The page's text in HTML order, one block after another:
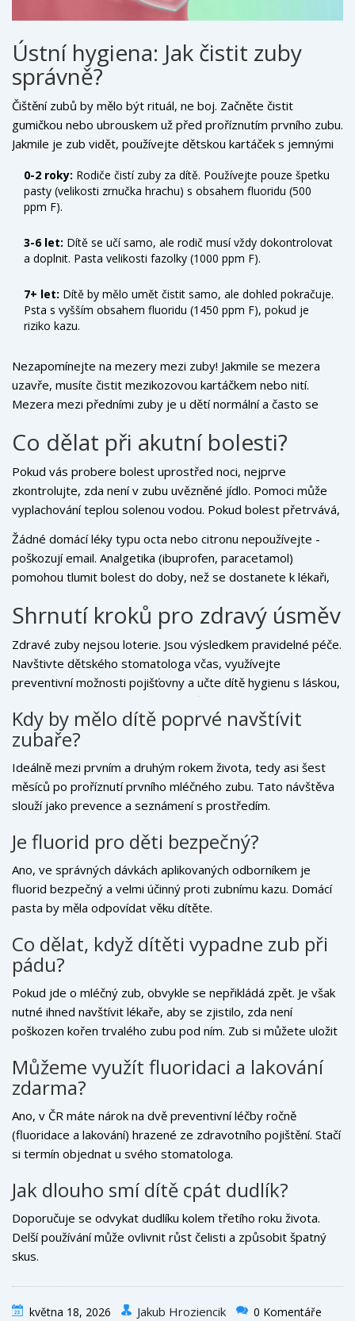
Ústní hygiena: Jak čistit zuby
správně?
Čištění zubů by mělo být rituál, ne boj. Začněte čistit
gumičkou nebo ubrouskem už před proříznutím prvního zubu.
Jakmile je zub vidět, používejte dětskou kartáček s jemnými
0-2 roky: Rodiče čistí zuby za dítě. Používejte pouze špetku
pasty (velikosti zrnučka hrachu) s obsahem fluoridu (500
ppm F).
3-6 let: Dítě se učí samo, ale rodič musí vždy dokontrolovat
a doplnit. Pasta velikosti fazolky (1000 ppm F).
7+ let: Dítě by mělo umět čistit samo, ale dohled pokračuje.
Psta s vyšším obsahem fluoridu (1450 ppm F), pokud je
riziko kazu.
Nezapomínejte na mezery mezi zuby! Jakmile se mezera
uzavře, musíte čistit mezikozovou kartáčkem nebo nití.
Mezera mezi předními zuby je u dětí normální a často se
Co dělat při akutní bolesti?
Pokud vás probere bolest uprostřed noci, nejprve
zkontrolujte, zda není v zubu uvězněné jídlo. Pomoci může
vyplachování teplou solenou vodou. Pokud bolest přetrvává,
je to známka zánětu nervu nebo abscesu. V tomto případě
nečekejte na ranní termín, ale kontaktujte pohotovostní
službu vaší ordinace nebo nejbližší nemocnici s dětským
oddělením.
Žádné domácí léky typu octa nebo citronu nepoužívejte -
poškozují email. Analgetika (ibuprofen, paracetamol)
pomohou tlumit bolest do doby, než se dostanete k lékaři,
Shrnutí kroků pro zdravý úsměv
Zdravé zuby nejsou loterie. Jsou výsledkem pravidelné péče.
Navštivte dětského stomatologa včas, využívejte
preventivní možnosti pojišťovny a učte dítě hygienu s láskou,
nikoliv strachem. Investice do zubů dnes se vám vrátí v
podobě zdravého dospělého člověka bez nutnosti drahých
implantátů nebo korunek.
Kdy by mělo dítě poprvé navštívit
zubaře?
Ideálně mezi prvním a druhým rokem života, tedy asi šest
měsíců po proříznutí prvního mléčného zubu. Tato návštěva
slouží jako prevence a seznámení s prostředím.
Je fluorid pro děti bezpečný?
Ano, ve správných dávkách aplikovaných odborníkem je
fluorid bezpečný a velmi účinný proti zubnímu kazu. Domácí
pasta by měla odpovídat věku dítěte.
Co dělat, když dítěti vypadne zub při
pádu?
Pokud jde o mléčný zub, obvykle se nepřikládá zpět. Je však
nutné ihned navštívit lékaře, aby se zjistilo, zda není
poškozen kořen trvalého zubu pod ním. Zub si můžete uložit
Můžeme využít fluoridaci a lakování
zdarma?
Ano, v ČR máte nárok na dvě preventivní léčby ročně
(fluoridace a lakování) hrazené ze zdravotního pojištění. Stačí
si termín objednat u svého stomatologa.
Jak dlouho smí dítě cpát dudlík?
Doporučuje se odvykat dudlíku kolem třetího roku života.
Delší používání může ovlivnit růst čelisti a způsobit špatný
skus.
května 18, 2026 Jakub Hroziencik 0 Komentáře